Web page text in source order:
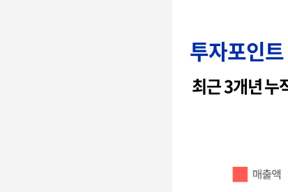
투자포인
최근 3개년 누